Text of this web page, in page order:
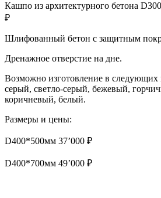
Кашпо из архитектурного бетона
₽
Шлифованный бетон с защитным
Дренажное отверстие на дне.
Возможно изготовление в следующих
серый, светло-серый, бежевый,
коричневый, белый.
Размеры и цены:
D400*500мм 37’000 ₽
D400*700мм 49’000 ₽